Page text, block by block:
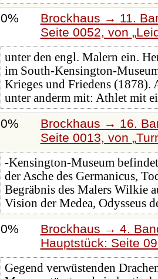
0%
Brockhaus → 11.
Seite 0052, von
unter den engl. Malern ein.
im South-Kensington-
Krieges und Friedens (1878).
unter anderm mit: Athlet mit
0%
Brockhaus → 16.
Seite 0013, von
-Kensington-Museum
der Asche des Germanicus,
Begräbnis des Malers Wilkie
Vision der Medea, Odysseus
0%
Brockhaus → 4.
Hauptstück: Seite
Gegend verwüstenden